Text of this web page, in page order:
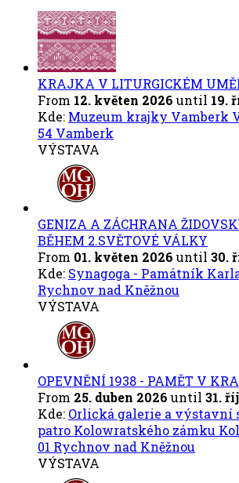
KRAJKA V LITURGICKÉM
From 12. květen 2026 until 19.
Kde: Muzeum krajky Vamberk
54 Vamberk
VÝSTAVA
GENIZA A ZÁCHRANA
BĚHEM 2.SVĚTOVÉ VÁLKY
From 01. květen 2026 until 30.
Kde: Synagoga - Památník
Rychnov nad Kněžnou
VÝSTAVA
OPEVNĚNÍ 1938 - PAMĚT V
From 25. duben 2026 until 31.
Kde: Orlická galerie a výstavní
patro Kolowratského zámku
01 Rychnov nad Kněžnou
VÝSTAVA